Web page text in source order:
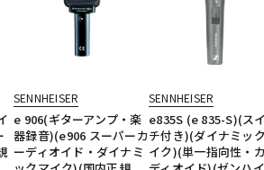
SENNHEISER
e 906(ギターアンプ・楽
器録音)(e906 スーパーカ
ーディオイド・ダイナミ
SENNHEISER
e835S (e 835-S)(ス
チ付き)(ダイナミッ
イク)(単一指向性・